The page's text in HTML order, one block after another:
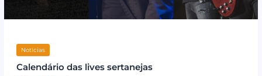
Notícias
Calendário das lives sertanejas